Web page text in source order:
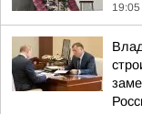
19:05